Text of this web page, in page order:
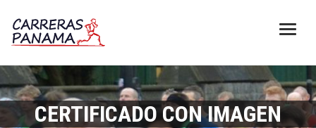
CERTIFICADO CON IMAGEN